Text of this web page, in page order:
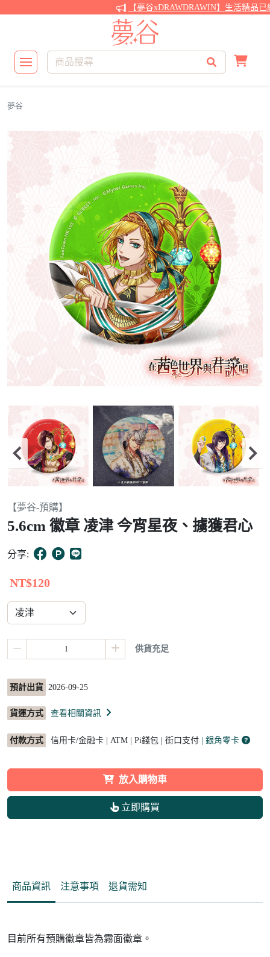
【夢谷xDRAWDRAWIN】生活精品已
夢谷
Item
2
8
【夢谷-預購】
5.6cm 徽章 凌津 今宵星夜、擄獲君心
分享:
NT$120
供貨充足
預計出貨 2026-09-25
貨運方式 查看相關資訊
付款方式 信用卡/金融卡 | ATM | Pi錢包 | 街口支付 | 銀角零卡
放入購物車
立即購買
商品資訊 注意事項 退貨需知
目前所有預購徽章皆為霧面徽章。